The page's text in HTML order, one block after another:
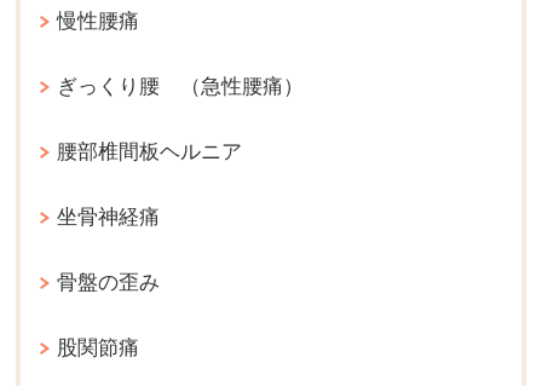
慢性腰痛
ぎっくり腰 （急性腰痛）
腰部椎間板ヘルニア
坐骨神経痛
骨盤の歪み
股関節痛